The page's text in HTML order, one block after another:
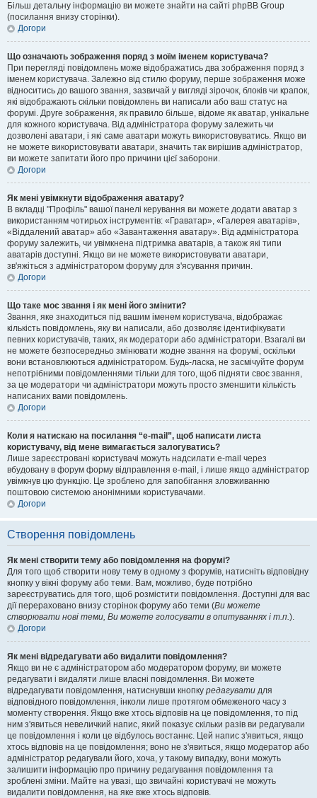
Більш детальну інформацію ви можете знайти на сайті phpBB Group
(посилання внизу сторінки).
Догори
Що означають зображення поряд з моїм іменем користувача?
При перегляді повідомлень може відображатись два зображення поряд з
іменем користувача. Залежно від стилю форуму, перше зображення може
відноситись до вашого звання, зазвичай у вигляді зірочок, блоків чи крапок,
які відображають скільки повідомлень ви написали або ваш статус на
форумі. Друге зображення, як правило більше, відоме як аватар, унікальне
для кожного користувача. Від адміністратора форуму залежить чи
дозволені аватари, і які саме аватари можуть використовуватись. Якщо ви
не можете використовувати аватари, значить так вирішив адміністратор,
ви можете запитати його про причини цієї заборони.
Догори
Як мені увімкнути відображення аватару?
В вкладці "Профіль" вашої панелі керування ви можете додати аватар з
використанням чотирьох інструментів: «Граватар», «Галерея аватарів»,
«Віддалений аватар» або «Завантаження аватару». Від адміністратора
форуму залежить, чи увімкнена підтримка аватарів, а також які типи
аватарів доступні. Якщо ви не можете використовувати аватари,
зв'яжіться з адміністратором форуму для з'ясування причин.
Догори
Що таке моє звання і як мені його змінити?
Звання, яке знаходиться під вашим іменем користувача, відображає
кількість повідомлень, яку ви написали, або дозволяє ідентифікувати
певних користувачів, таких, як модератори або адміністратори. Взагалі ви
не можете безпосередньо змінювати жодне звання на форумі, оскільки
вони встановлюються адміністратором. Будь-ласка, не засмічуйте форум
непотрібними повідомленнями тільки для того, щоб підняти своє звання,
за це модератори чи адміністратори можуть просто зменшити кількість
написаних вами повідомлень.
Догори
Коли я натискаю на посилання “e-mail”, щоб написати листа
користувачу, від мене вимагається залогуватись?
Лише зареєстровані користувачі можуть надсилати e-mail через
вбудовану в форум форму відправлення e-mail, і лише якщо адміністратор
увімкнув цю функцію. Це зроблено для запобігання зловживанню
поштовою системою анонімними користувачами.
Догори
Створення повідомлень
Як мені створити тему або повідомлення на форумі?
Для того щоб створити нову тему в одному з форумів, натисніть відповідну
кнопку у вікні форуму або теми. Вам, можливо, буде потрібно
зареєструватись для того, щоб розмістити повідомлення. Доступні для вас
дії перераховано внизу сторінок форуму або теми (Ви можете
створювати нові теми, Ви можете голосувати в опитуваннях і т.п.).
Догори
Як мені відредагувати або видалити повідомлення?
Якщо ви не є адміністратором або модератором форуму, ви можете
редагувати і видаляти лише власні повідомлення. Ви можете
відредагувати повідомлення, натиснувши кнопку редагувати для
відповідного повідомлення, інколи лише протягом обмеженого часу з
моменту створення. Якщо вже хтось відповів на це повідомлення, то під
ним з'явиться невеличкий напис, який показує скільки разів ви редагували
це повідомлення і коли це відбулось востаннє. Цей напис з'явиться, якщо
хтось відповів на це повідомлення; воно не з'явиться, якщо модератор або
адміністратор редагували його, хоча, у такому випадку, вони можуть
залишити інформацію про причину редагування повідомлення та
зроблені зміни. Майте на увазі, що звичайні користувачі не можуть
видалити повідомлення, на яке вже хтось відповів.